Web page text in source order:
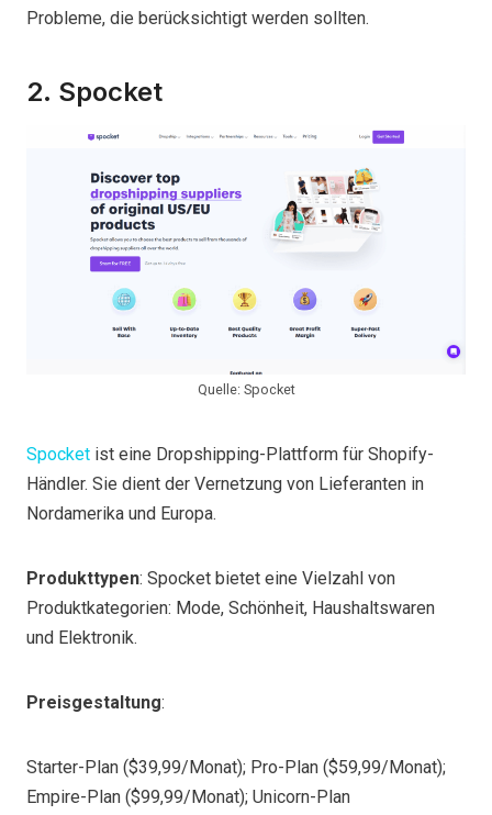
Probleme, die berücksichtigt werden sollten.
2. Spocket
Quelle: Spocket
Spocket ist eine Dropshipping-Plattform für Shopify-
Händler. Sie dient der Vernetzung von Lieferanten in
Nordamerika und Europa.
Produkttypen: Spocket bietet eine Vielzahl von
Produktkategorien: Mode, Schönheit, Haushaltswaren
und Elektronik.
Preisgestaltung:
Starter-Plan ($39,99/Monat); Pro-Plan ($59,99/Monat);
Empire-Plan ($99,99/Monat); Unicorn-Plan